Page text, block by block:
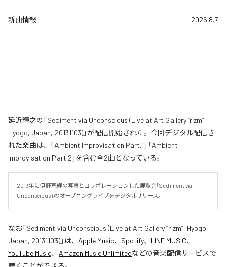
新曲情報 2026.8.7
延近輝之の「Sediment via Unconscious (Live at Art Gallery “rizm”,
Hyogo, Japan, 20131103)」が配信開始された。今回デジタル配信さ
れた楽曲は、「Ambient Improvisation Part.1」「Ambient
Improvisation Part.2」を含む全2曲となっている。
2013年に伊野亘輝の写真とコラボレーションした展覧会「Sediment via
Unconscious」のオープニングライブをデジタルリリース。
なお「Sediment via Unconscious (Live at Art Gallery “rizm”, Hyogo,
Japan, 20131103)」は、 Apple Music、 Spotify、 LINE MUSIC、
YouTube Music、 Amazon Music Unlimitedなどの音楽配信サービスで